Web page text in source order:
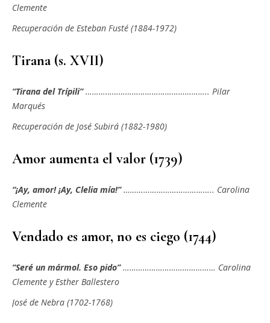
Clemente
Recuperación de Esteban Fusté (1884-1972)
Tirana (s. XVII)
“Tirana del Trípili”……………………………………………….. Pilar
Marqués
Recuperación de José Subirá (1882-1980)
Amor aumenta el valor (1739)
“¡Ay, amor! ¡Ay, Clelia mía!”………………………………….. Carolina
Clemente
Vendado es amor, no es ciego (1744)
“Seré un mármol. Eso pido”…………………………………… Carolina
Clemente y Esther Ballestero
José de Nebra (1702-1768)